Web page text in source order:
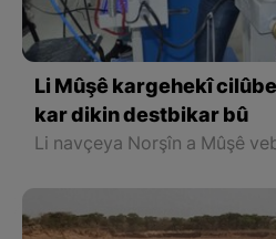
Li Mûşê kargehekî
kar dikin destbikar bû